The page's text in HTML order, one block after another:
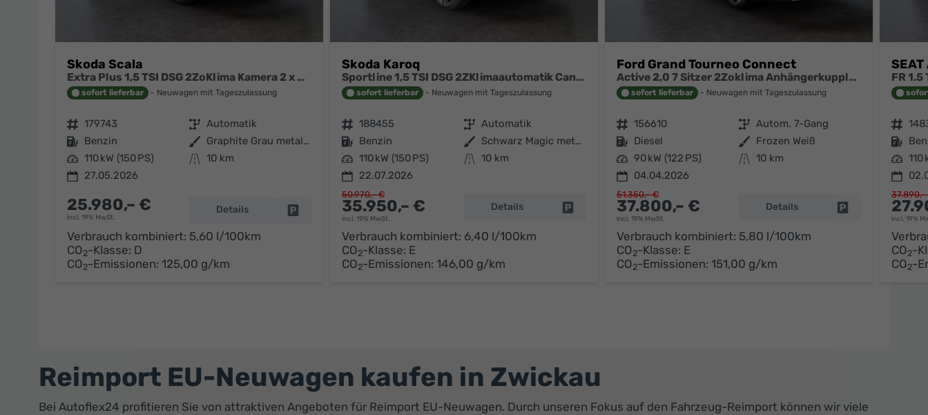
Skoda Scala
Extra Plus 1,5 TSI DSG 2ZoKlima Kamera 2 x PDC Sitzheizung 5j Garantie Dig Cockpit
sofort lieferbar Neuwagen mit Tageszulassung
Fahrzeugnr. 179743 Getriebe Automatik
Kraftstoff Benzin Außenfarbe
Graphite Grau metallic
Leistung 110 kW (150 PS) Kilometerstand 10 km
27.05.2026
25.980,– €
incl. 19% MwSt.
Details Fahrzeug parken
Verbrauch kombiniert: 5,60 l/100km
CO2-Klasse: D
CO2-Emissionen: 125,00 g/km
Skoda Karoq
Sportline 1,5 TSI DSG 2ZKlimaautomatik Canton Anhängerkupplung Totewinkel Assistent 2 x Einparkhilfe Kamera 19 Zoll Felgen adaptiver Tempomat 5J Garantie
sofort lieferbar Neuwagen mit Tageszulassung
Fahrzeugnr. 188455 Getriebe Automatik
Kraftstoff Benzin Außenfarbe
Schwarz Magic metallic
Leistung 110 kW (150 PS) Kilometerstand 10 km
22.07.2026
35.950,– €
incl. 19% MwSt.
50.970,– €
Details Fahrzeug parken
Verbrauch kombiniert: 6,40 l/100km
CO2-Klasse: E
CO2-Emissionen: 146,00 g/km
Ford Grand Tourneo Connect
Active 2,0 7 Sitzer 2Zoklima Anhängerkupplung Panoramadach AGR Sitze Sitzheizung Einparkhilfe Kamera 17 Zoll Leichtmetall ACC
sofort lieferbar Neuwagen mit Tageszulassung
Fahrzeugnr. 156610 Getriebe Autom. 7-Gang
Kraftstoff Diesel Außenfarbe Frozen Weiß
Leistung 90 kW (122 PS) Kilometerstand 10 km
04.04.2026
37.800,– €
incl. 19% MwSt.
51.350,– €
Details Fahrzeug parken
Verbrauch kombiniert: 5,80 l/100km
CO2-Klasse: E
CO2-Emissionen: 151,00 g/km
Fahrzeugnr.
Kraftstoff
Leistung 110
incl. 19%
CO2-
CO2-
Reimport EU-Neuwagen kaufen in Zwickau
Bei Autoflex24 profitieren Sie von attraktiven Angeboten für Reimport EU-Neuwagen. Durch unseren Fokus auf den Fahrzeug-Reimport können wir viele